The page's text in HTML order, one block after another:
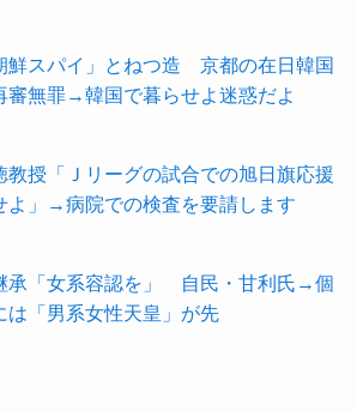
鮮スパイ」とねつ造 京都の在日韓国
審無罪→韓国で暮らせよ迷惑だよ
教授「Ｊリーグの試合での旭日旗応援
よ」→病院での検査を要請します
承「女系容認を」 自民・甘利氏→個
は「男系女性天皇」が先